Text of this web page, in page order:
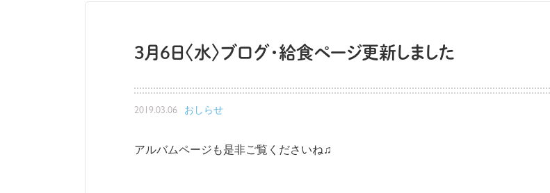
3月6日〈水〉ブログ・給食ページ更新しました
2019.03.06 おしらせ
アルバムページも是非ご覧くださいね♫